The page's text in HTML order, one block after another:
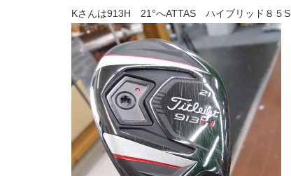
Kさんは913H 21°へATTAS ハイブリッド８５S